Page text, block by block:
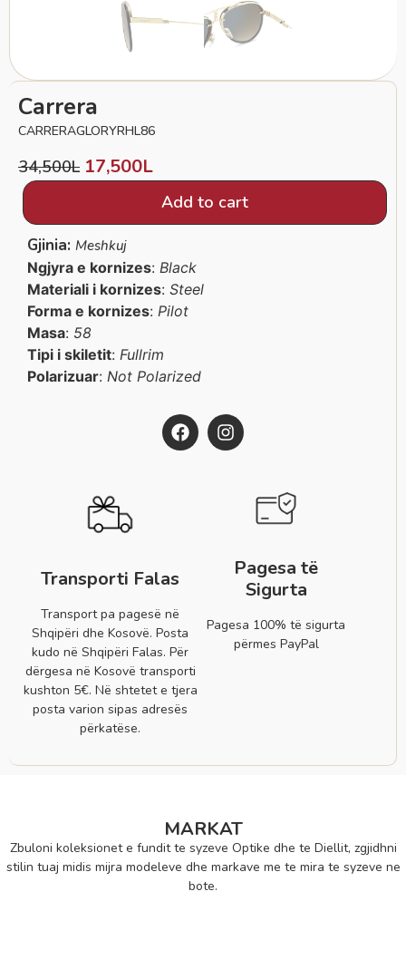
Carrera
CARRERAGLORYRHL86
34,500L 17,500L
Add to cart
Gjinia: Meshkuj
Ngjyra e kornizes: Black
Materiali i kornizes: Steel
Forma e kornizes: Pilot
Masa: 58
Tipi i skiletit: Fullrim
Polarizuar: Not Polarized
Transporti Falas
Transport pa pagesë në
Shqipëri dhe Kosovë. Posta
kudo në Shqipëri Falas. Për
dërgesa në Kosovë transporti
kushton 5€. Në shtetet e tjera
posta varion sipas adresës
përkatëse.
Pagesa të
Sigurta
Pagesa 100% të sigurta
përmes PayPal
MARKAT
Zbuloni koleksionet e fundit te syzeve Optike dhe te Diellit, zgjidhni
stilin tuaj midis mijra modeleve dhe markave me te mira te syzeve ne
bote.